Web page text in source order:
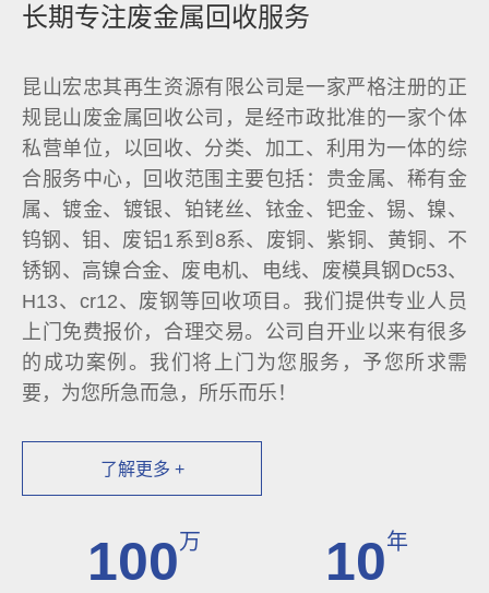
长期专注废金属回收服务
昆山宏忠其再生资源有限公司是一家严格注册的正
规昆山废金属回收公司，是经市政批准的一家个体
私营单位，以回收、分类、加工、利用为一体的综
合服务中心，回收范围主要包括：贵金属、稀有金
属、镀金、镀银、铂铑丝、铱金、钯金、锡、镍、
钨钢、钼、废铝1系到8系、废铜、紫铜、黄铜、不
锈钢、高镍合金、废电机、电线、废模具钢Dc53、
H13、cr12、废钢等回收项目。我们提供专业人员
上门免费报价，合理交易。公司自开业以来有很多
的成功案例。我们将上门为您服务，予您所求需
要，为您所急而急，所乐而乐！
了解更多 +
100万 10年